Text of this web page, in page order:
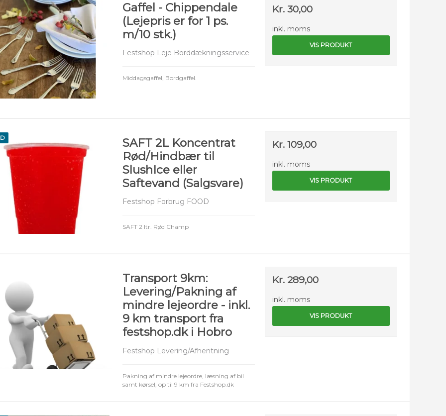
Gaffel - Chippendale
(Lejepris er for 1 ps.
m/10 stk.)
Festshop Leje Borddækningsservice
Middagsgaffel, Bordgaffel.
Kr. 30,00
inkl. moms
VIS PRODUKT
SAFT 2L Koncentrat
Rød/Hindbær til
SlushIce eller
Saftevand (Salgsvare)
Festshop Forbrug FOOD
SAFT 2 ltr. Rød Champ
Kr. 109,00
inkl. moms
VIS PRODUKT
Transport 9km:
Levering/Pakning af
mindre lejeordre - inkl.
9 km transport fra
festshop.dk i Hobro
Festshop Levering/Afhentning
Pakning af mindre lejeordre, læsning af bil
samt kørsel, op til 9 km fra Festshop.dk
Kr. 289,00
inkl. moms
VIS PRODUKT